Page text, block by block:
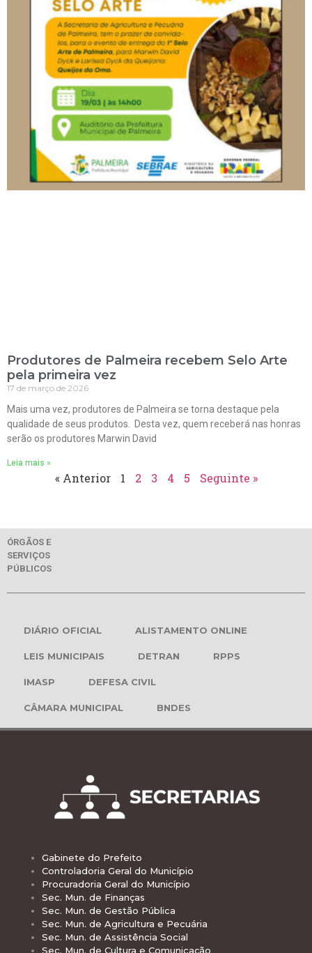
Produtores de Palmeira recebem Selo Arte
pela primeira vez
17 de março de 2026
Mais uma vez, produtores de Palmeira se torna destaque pela
qualidade de seus produtos. Desta vez, quem receberá nas honras
serão os produtores Marwin David
Leia mais »
« Anterior 1 2 3 4 5 Seguinte »
ÓRGÃOS E
SERVIÇOS
PÚBLICOS
DIÁRIO OFICIAL ALISTAMENTO ONLINE
LEIS MUNICIPAIS DETRAN RPPS
IMASP DEFESA CIVIL
CÂMARA MUNICIPAL BNDES
Gabinete do Prefeito
Controladoria Geral do Município
Procuradoria Geral do Município
Sec. Mun. de Finanças
Sec. Mun. de Gestão Pública
Sec. Mun. de Agricultura e Pecuária
Sec. Mun. de Assistência Social
Sec. Mun. de Cultura e Comunicação